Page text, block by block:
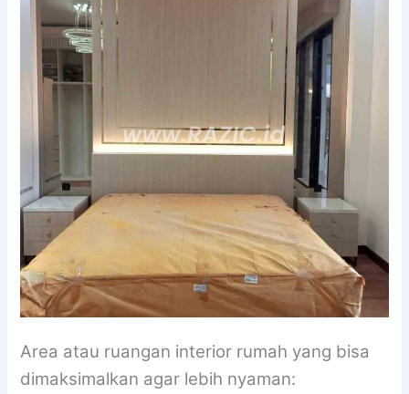
Area atau ruangan interior rumah yang bisa
dimaksimalkan agar lebih nyaman: